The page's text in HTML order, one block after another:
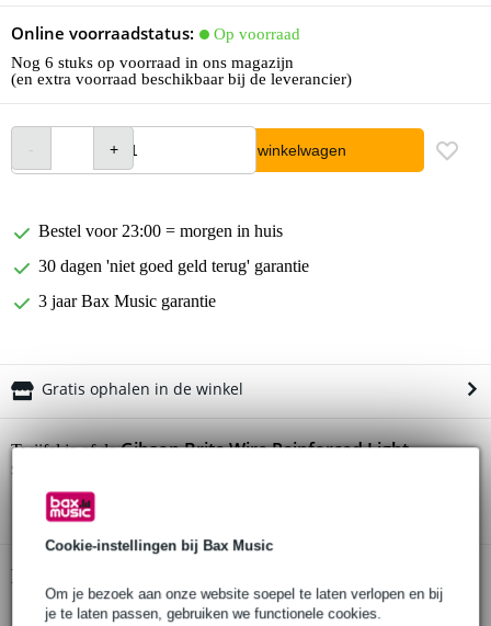
Cookie-instellingen bij Bax Music
Om je bezoek aan onze website soepel te laten verlopen en bij
je te laten passen, gebruiken we functionele cookies.
Online voorraadstatus:
Op voorraad
Nog 6 stuks op voorraad in ons magazijn
(en extra voorraad beschikbaar bij de leverancier)
In winkelwagen
Bestel voor 23:00 = morgen in huis
30 dagen 'niet goed geld terug' garantie
3 jaar Bax Music garantie
Gratis ophalen in de winkel
Twijfel je of deGibson Brite Wire Reinforced Light
snarenset voor elektrische gitaar
Productinformatie
Gibson set van 6 gitaarsnaren